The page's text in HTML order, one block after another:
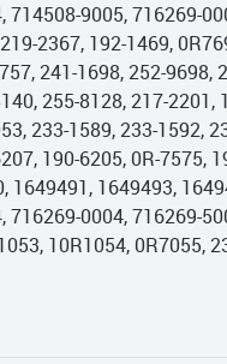
9005, 716269-
2367, 192-1469,
241-1698, 252-
255-8128, 217-
233-1589, 233-1592,
190-6205, 0R-
1649491, 1649493,
0004, 716269-
10R1054, 0R7055,